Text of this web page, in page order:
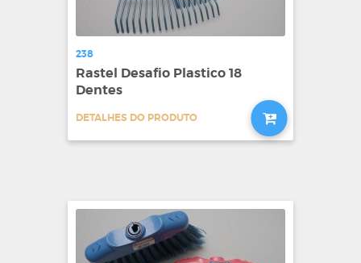
238
Rastel Desafio Plastico 18
Dentes
DETALHES DO PRODUTO